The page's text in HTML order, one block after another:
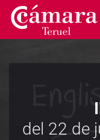
Skip to main content
del 22 de